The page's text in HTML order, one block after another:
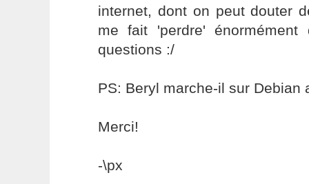
internet, dont on peut douter
me fait 'perdre'
questions :/
PS: Beryl marche-il sur Debian
Merci!
-\px